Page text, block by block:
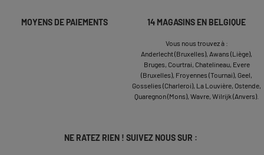
MOYENS DE PAIEMENTS 14 MAGASINS EN BELGIQUE
Vous nous trouvez à :
Anderlecht (Bruxelles), Awans (Liège),
Bruges, Courtrai, Chatelineau, Evere
(Bruxelles), Froyennes (Tournai), Geel,
Gosselies (Charleroi), La Louvière, Ostende,
Quaregnon (Mons), Wavre, Wilrijk (Anvers).
NE RATEZ RIEN ! SUIVEZ NOUS SUR :